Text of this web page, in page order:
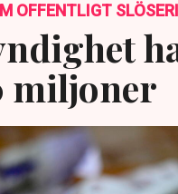
OFFENTLIGT SLÖSERI
miljoner